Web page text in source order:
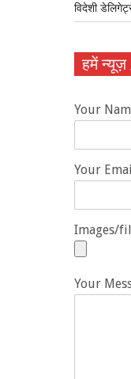
विदेशी
हमें
Your
Your
Images/
Your